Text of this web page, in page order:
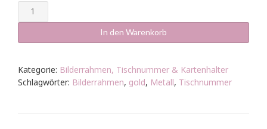
Bilderrahmen
gelb
15x10cm
In den Warenkorb
Kategorie: Bilderrahmen, Tischnummer & Kartenhalter
Schlagwörter: Bilderrahmen, gold, Metall, Tischnummer